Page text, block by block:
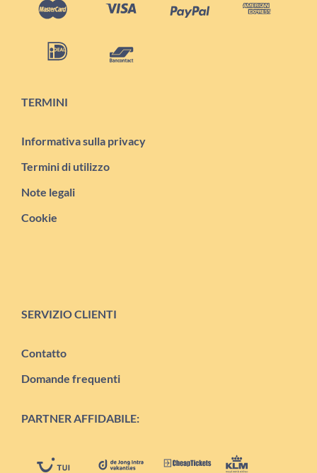
TERMINI
Informativa sulla privacy
Termini di utilizzo
Note legali
Cookie
SERVIZIO CLIENTI
Contatto
Domande frequenti
PARTNER AFFIDABILE: